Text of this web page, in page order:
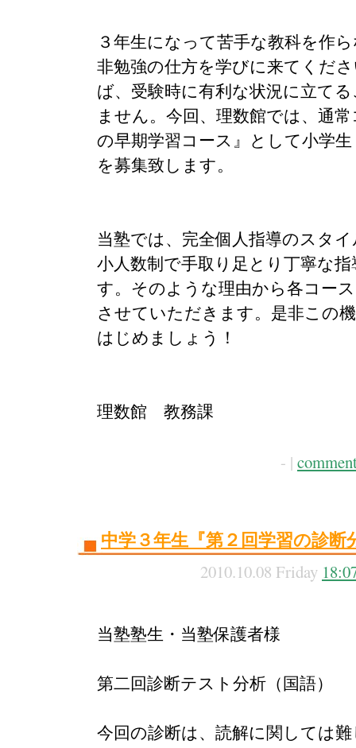
３年生になって苦手な教科を作
非勉強の仕方を学びに来てくだ
ば、受験時に有利な状況に立て
ません。今回、理数館では、通
の早期学習コース』として小学
を募集致します。
当塾では、完全個人指導のスタ
小人数制で手取り足とり丁寧な
す。そのような理由から各コー
させていただきます。是非この
はじめましょう！
理数館 教務課
- |
中学３年生『第２回学習の診断
2010.10.08 Friday
当塾塾生・当塾保護者様
第二回診断テスト分析（国語）
今回の診断は、読解に関しては